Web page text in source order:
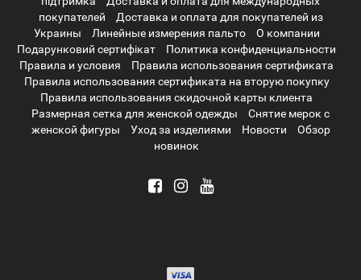
покупателей
Доставка и оплата для покупателей из
Украины
Линейные измерения пальто
О компании
Подарунковий сертифікат
Политика конфиденциальности
Правила и условия
Правила использования сертификата
Правила использования сертификата на вторую покупку
Правила использования скидочной карты клиента
Размерная сетка для женской одежды
Снятие мерок с
женской фигуры
Уход за изделиями Новости
Обзор
новинок